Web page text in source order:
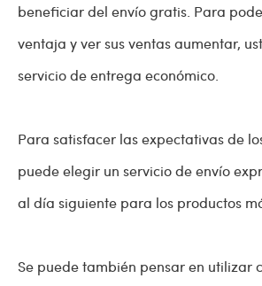
beneficiar del envío gratis. Para
ventaja y ver sus ventas aumentar,
servicio de entrega económico.
Para satisfacer las expectativas de
puede elegir un servicio de envío
al día siguiente para los productos
Se puede también pensar en utilizar